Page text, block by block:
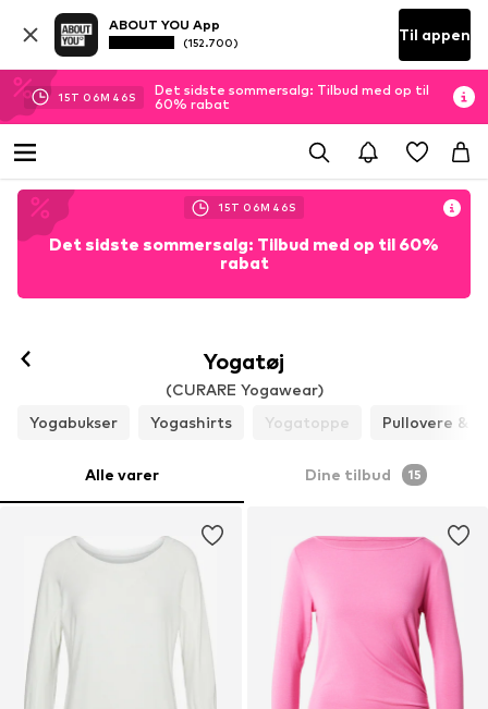
ABOUT YOU App
(152.700) Til appen
15T 06M 46S
Det sidste sommersalg: Tilbud med op til
60% rabat
15T 06M 46S
Det sidste sommersalg: Tilbud med op til 60%
rabat
Yogatøj
(CURARE Yogawear)
Yogabukser
Yogashirts Yogatoppe Pullovere &
Alle varer Dine tilbud 15